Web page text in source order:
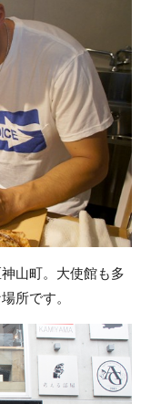
山町。大使館も多
所です。